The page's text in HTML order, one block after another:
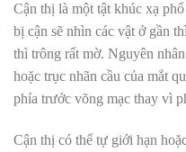
Cận thị là một tật khúc xạ
bị cận sẽ nhìn các vật ở gần
thì trông rất mờ. Nguyên
hoặc trục nhãn cầu của mắt
phía trước võng mạc thay vì
Cận thị có thể tự giới hạn